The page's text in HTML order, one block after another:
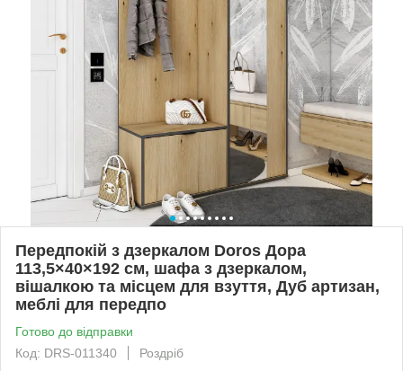
Передпокій з дзеркалом Doros Дора
113,5×40×192 см, шафа з дзеркалом,
вішалкою та місцем для взуття, Дуб артизан,
меблі для передпо
Готово до відправки
Код: DRS-011340
Роздріб